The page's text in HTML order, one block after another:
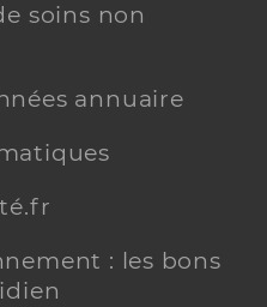
soins non
annuaire
: les bons